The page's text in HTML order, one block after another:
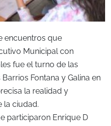
encuentros que
Municipal con
fue el turno de las
Fontana y Galina en
la realidad y
la ciudad.
participaron Enrique D